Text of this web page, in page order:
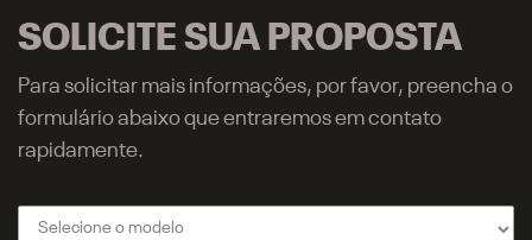
SOLICITE SUA PROPOSTA
Para solicitar mais informações, por favor, preencha o
formulário abaixo que entraremos em contato
rapidamente.